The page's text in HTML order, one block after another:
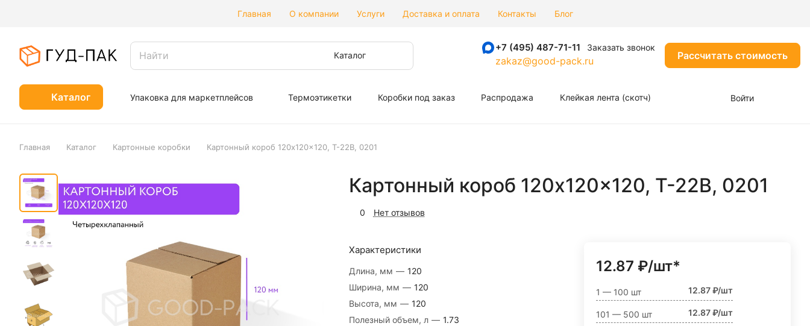
Главная О компании Услуги Доставка и оплата Контакты Блог
Каталог
+7 (495) 487-71-11 Заказать звонок
zakaz@good-pack.ru Рассчитать стоимость
Каталог Упаковка для маркетплейсов Термоэтикетки Коробки под заказ Распродажа Клейкая лента (скотч) Войти
Главная Каталог Картонные коробки Картонный короб 120x120x120, Т-22В, 0201
Картонный короб 120x120x120, Т-22В, 0201
0 Нет отзывов
Характеристики
Длина, мм — 120
Ширина, мм — 120
Высота, мм — 120
Полезный объем, л — 1.73
12.87 ₽/шт*
1 — 100 шт 12.87 ₽/шт
101 — 500 шт 12.87 ₽/шт